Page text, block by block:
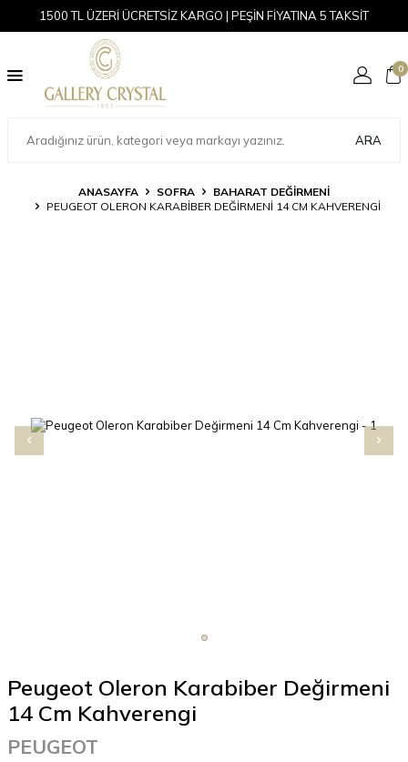
1500 TL ÜZERİ ÜCRETSİZ KARGO | PEŞİN FİYATINA 5 TAKSİT
ARA
0
ANASAYFA SOFRA
BAHARAT DEĞIRMENI
PEUGEOT OLERON KARABIBER DEĞIRMENI 14 CM KAHVERENGI
Peugeot Oleron Karabiber Değirmeni
14 Cm Kahverengi
PEUGEOT